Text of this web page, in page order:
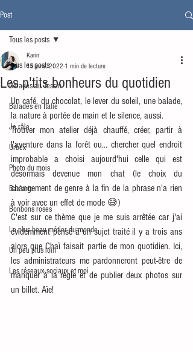
Post
Tous les posts
Balades au Tessin
Balades en Italie
Je râle
Urbex
Photo du mois
Baz'arts
Bonbons roses
Le plus beau métier du monde
Un peu plus loin
Les réseaux sociaux et moi
Tous les posts
Les p'tits bonheurs du quotidien
Karin
15 janv. 2022 1 min de lecture
Un café, du chocolat, le lever du soleil, une balade,
la nature à portée de main et le silence, aussi.
Trouver mon atelier déjà chauffé, créer, partir à
l'aventure dans la forêt ou... chercher quel endroit
improbable a choisi aujourd'hui celle qui est
désormais devenue mon chat (le choix du
changement de genre à la fin de la phrase n'a rien
à voir avec un effet de mode 😅)
C'est sur ce thème que je me suis arrêtée car j'ai
évidemment pensé à un sujet traité il y a trois ans
alors que Chaï faisait partie de mon quotidien. Ici,
les administrateurs me pardonneront peut-être de
manquer à la règle et de publier deux photos sur
un billet. Aïe!